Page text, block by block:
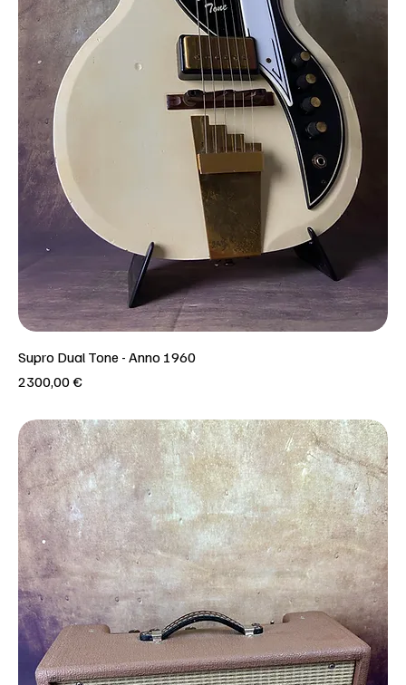
Supro Dual Tone - Anno 1960
Prezzo
2300,00 €